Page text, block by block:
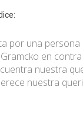
por una
en
nuestra
nuestra